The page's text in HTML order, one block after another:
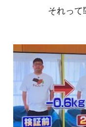
それっ